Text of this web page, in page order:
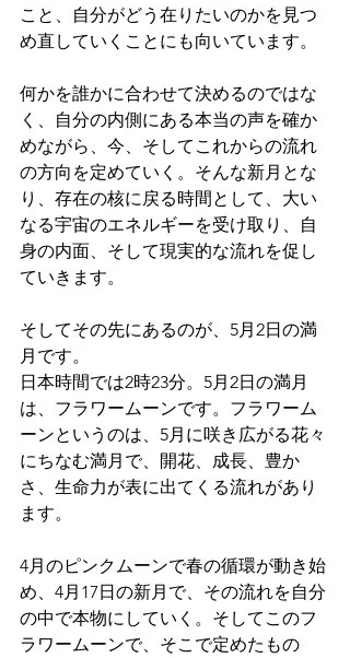
こと、自分がどう在りたいのかを見つ
め直していくことにも向いています。
何かを誰かに合わせて決めるのではな
く、自分の内側にある本当の声を確か
めながら、今、そしてこれからの流れ
の方向を定めていく。そんな新月とな
り、存在の核に戻る時間として、大い
なる宇宙のエネルギーを受け取り、自
身の内面、そして現実的な流れを促し
ていきます。
そしてその先にあるのが、5月2日の満
月です。
日本時間では2時23分。5月2日の満月
は、フラワームーンです。フラワーム
ーンというのは、5月に咲き広がる花々
にちなむ満月で、開花、成長、豊か
さ、生命力が表に出てくる流れがあり
ます。
4月のピンクムーンで春の循環が動き始
め、4月17日の新月で、その流れを自分
の中で本物にしていく。そしてこのフ
ラワームーンで、そこで定めたもの